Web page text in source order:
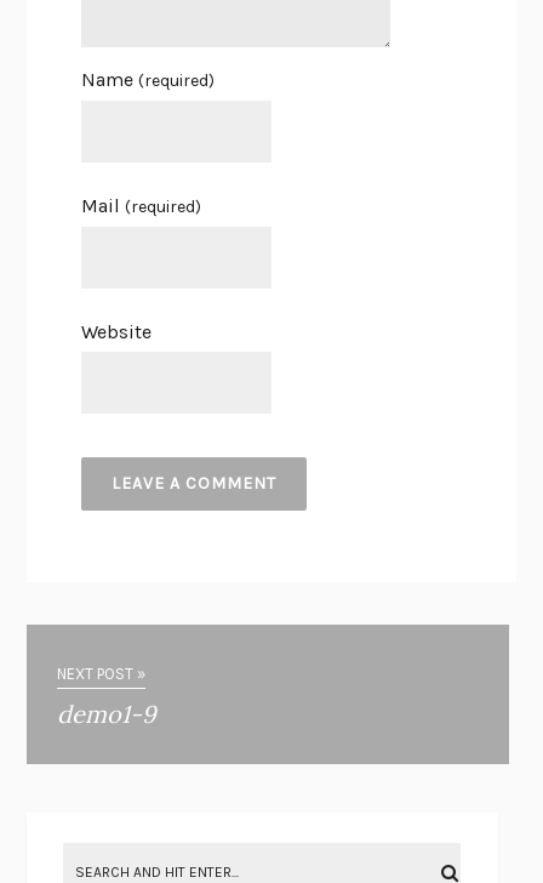
Name(required)
Mail(required)
Website
NEXT POST »
demo1-9